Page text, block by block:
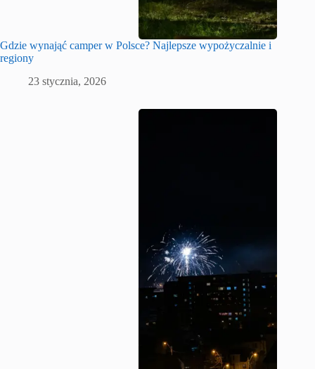
Gdzie wynająć camper w Polsce? Najlepsze wypożyczalnie i
regiony
23 stycznia, 2026